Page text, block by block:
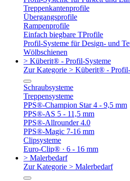
Treppenkantenprofile
Übergangsprofile
Rampenprofile
Einfach biegbare TProfile
Profil-Systeme für Design- und
Wölbschienen
> Küberit® - Profil-Systeme
Zur Kategorie > Küberit® -
Schraubsysteme
Treppensysteme
PPS®-Champion Star 4 - 9,5 mm
PPS®-AS 5 - 11,5 mm
PPS®-Allrounder 4.0
PPS®-Magic 7-16 mm
Clipsysteme
Euro-Clip® · 6 - 16 mm
> Malerbedarf
Zur Kategorie > Malerbedarf